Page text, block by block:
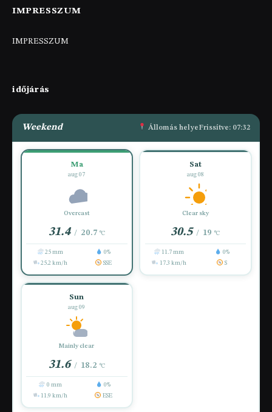
IMPRESSZUM
IMPRESSZUM
időjárás
Weekend Állomás helyeFrissítve: 07:32
Ma
aug 07
Overcast
31.4 / 20.7 °C
25 mm
0%
25.2 km/h
SSE
Sat
aug 08
Clear sky
30.5 / 19 °C
11.7 mm
0%
17.3 km/h
S
Sun
aug 09
Mainly clear
31.6 / 18.2 °C
0 mm
0%
11.9 km/h
ESE